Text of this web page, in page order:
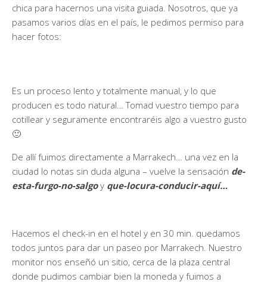
chica para hacernos una visita guiada. Nosotros, que ya
pasamos varios días en el país, le pedimos permiso para
hacer fotos:
Es un proceso lento y totalmente manual, y lo que
producen es todo natural… Tomad vuestro tiempo para
cotillear y seguramente encontraréis algo a vuestro gusto
🙂
De allí fuimos directamente a Marrakech… una vez en la
ciudad lo notas sin duda alguna – vuelve la sensación de-
esta-furgo-no-salgoy que-locura-conducir-aquí…
Hacemos el check-in en el hotel y en 30 min. quedamos
todos juntos para dar un paseo por Marrakech. Nuestro
monitor nos enseñó un sitio, cerca de la plaza central
donde pudimos cambiar bien la moneda y fuimos a